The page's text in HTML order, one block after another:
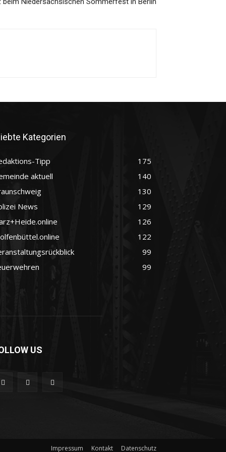
Kategorien
Tipp
175
aktuell
140
130
News
129
126
122
99
99
US
Impressum Kontakt Datenschutz